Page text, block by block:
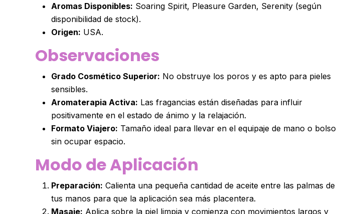
Aromas Disponibles: Soaring Spirit, Pleasure Garden, Serenity (según
disponibilidad de stock).
Origen: USA.
Observaciones
Grado Cosmético Superior: No obstruye los poros y es apto para pieles
sensibles.
Aromaterapia Activa: Las fragancias están diseñadas para influir
positivamente en el estado de ánimo y la relajación.
Formato Viajero: Tamaño ideal para llevar en el equipaje de mano o bolso
sin ocupar espacio.
Modo de Aplicación
Preparación: Calienta una pequeña cantidad de aceite entre las palmas de
tus manos para que la aplicación sea más placentera.
Masaje: Aplica sobre la piel limpia y comienza con movimientos largos y